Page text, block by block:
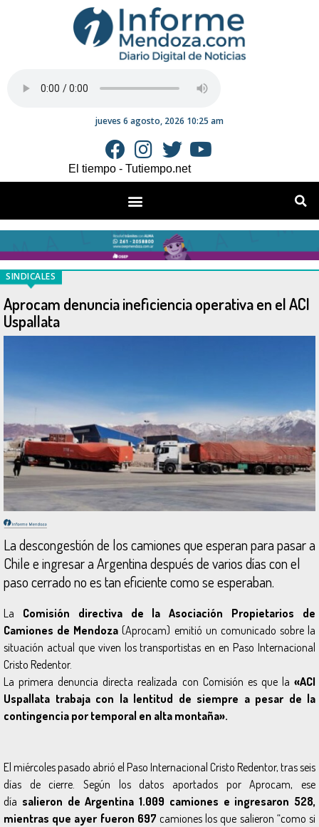
jueves 6 agosto, 2026 10:25 am
El tiempo - Tutiempo.net
SINDICALES
Aprocam denuncia ineficiencia operativa en el ACI
Uspallata
La descongestión de los camiones que esperan para pasar a
Chile e ingresar a Argentina después de varios días con el
paso cerrado no es tan eficiente como se esperaban.
La Comisión directiva de la
Asociación Propietarios de
Camiones de Mendoza (Aprocam) emitió un comunicado sobre la
situación actual que viven los transportistas en en Paso Internacional
Cristo Redentor.
La primera denuncia directa realizada con Comisión es que la «ACI
Uspallata trabaja con la lentitud de siempre a pesar de la
contingencia por temporal en alta montaña».
El miércoles pasado abrió el Paso Internacional Cristo Redentor, tras seis
días de cierre. Según los datos aportados por Aprocam, ese
día salieron de Argentina 1.009 camiones e ingresaron 528,
mientras que ayer fueron 697 camiones los que salieron “como si